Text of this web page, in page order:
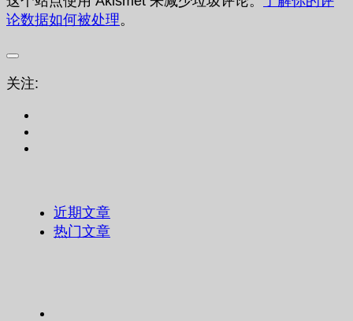
论数据如何被处理。
关注:
近期文章
热门文章